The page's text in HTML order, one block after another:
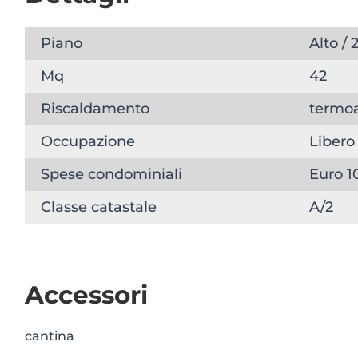
Piano
Alto / 2
Mq
42
Riscaldamento
Occupazione
Libero
Spese condominiali
Euro
Classe catastale
A/2
Accessori
cantina